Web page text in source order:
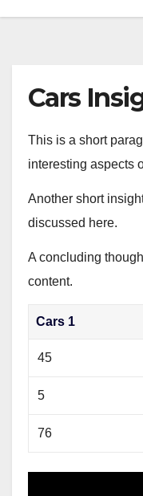
Cars
This is a short
interesting aspects
Another short
discussed here.
A concluding
content.
Cars 1
45
5
76